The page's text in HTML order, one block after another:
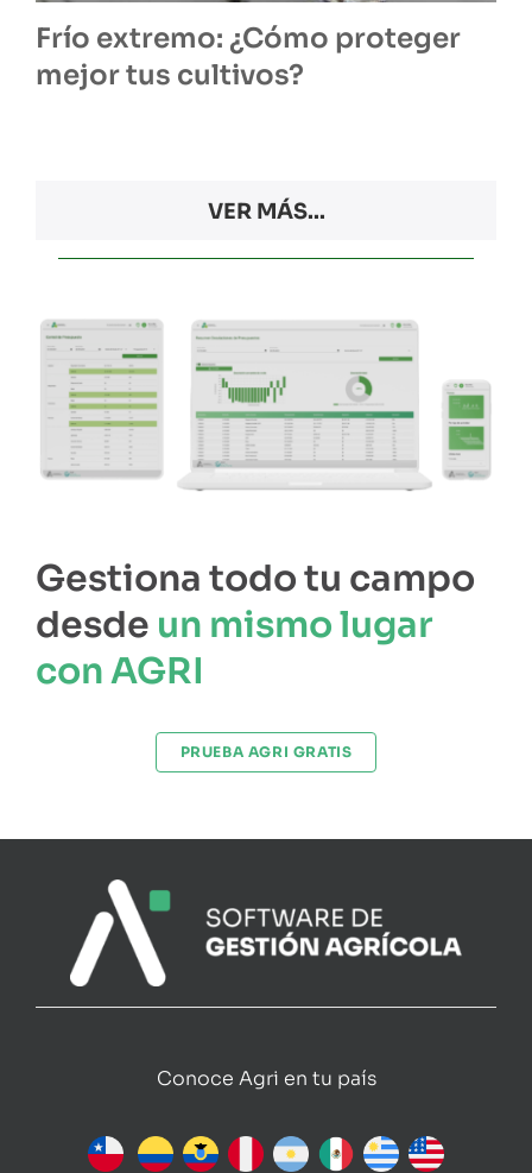
Frío extremo: ¿Cómo proteger
mejor tus cultivos?
VER MÁS...
Gestiona todo tu campo
desde un mismo lugar
con AGRI
PRUEBA AGRI GRATIS
Conoce Agri en tu país